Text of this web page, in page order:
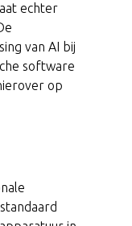
echter
van AI bij
software
op